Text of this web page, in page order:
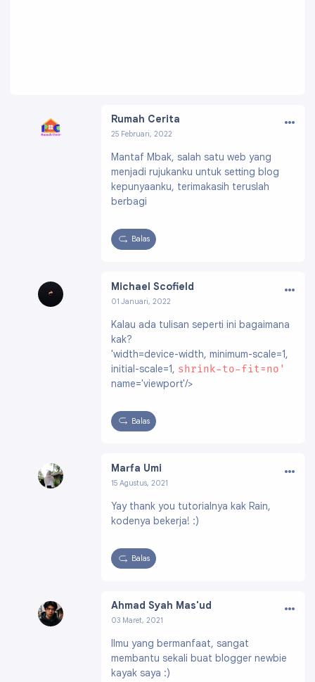
Rumah Cerita
25 Februari, 2022
065696712240535
…
Mantaf Mbak, salah satu web yang
menjadi rujukanku untuk setting blog
kepunyaanku, terimakasih teruslah
berbagi
Balas
Michael Scofield
01 Januari, 2022
183494785880008
…
Kalau ada tulisan seperti ini bagaimana
kak?
'width=device-width, minimum-scale=1,
initial-scale=1, shrink-to-fit=no'
name='viewport'/>
Balas
Marfa Umi
15 Agustus, 2021
5966094455820968
…
Yay thank you tutorialnya kak Rain,
kodenya bekerja! :)
Balas
Ahmad Syah Mas'ud
03 Maret, 2021
3282183553642554
…
Ilmu yang bermanfaat, sangat
membantu sekali buat blogger newbie
kayak saya :)